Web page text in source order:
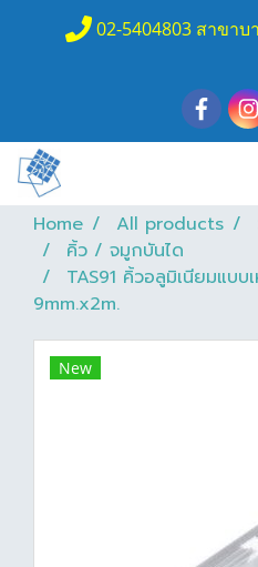
02-5404803 สาขาบ
Home All products
คิ้ว / จมูกบันได
TAS91 คิ้วอลูมิเนียมแบบ
9mm.x2m.
New